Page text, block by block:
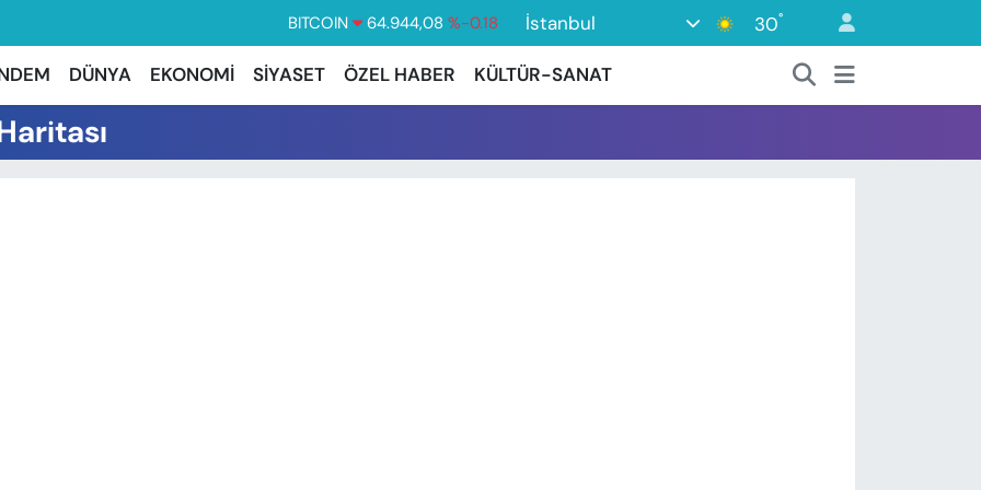
BITCOIN 64.944,08 %-0.18
DOLAR
47,7436
%0.18
EURO
55,2510 %0.32
İstanbul 30°
DÜNYA EKONOMİ SİYASET ÖZEL HABER KÜLTÜR-SANAT